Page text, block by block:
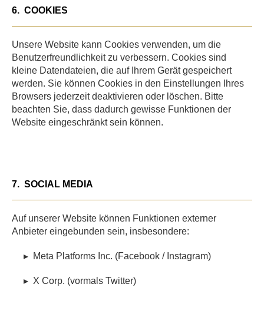
6. COOKIES
Unsere Website kann Cookies verwenden, um die
Benutzerfreundlichkeit zu verbessern. Cookies sind
kleine Datendateien, die auf Ihrem Gerät gespeichert
werden. Sie können Cookies in den Einstellungen Ihres
Browsers jederzeit deaktivieren oder löschen. Bitte
beachten Sie, dass dadurch gewisse Funktionen der
Website eingeschränkt sein können.
7. SOCIAL MEDIA
Auf unserer Website können Funktionen externer
Anbieter eingebunden sein, insbesondere:
▸ Meta Platforms Inc. (Facebook / Instagram)
▸ X Corp. (vormals Twitter)